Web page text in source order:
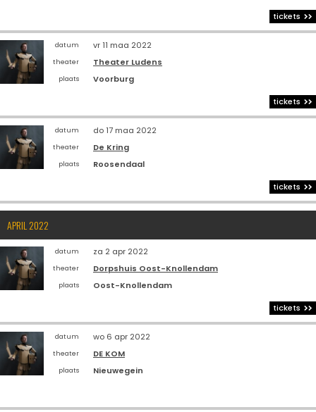
tickets
datum vr 11 maa 2022
theater Theater Ludens
plaats
Voorburg
tickets
datum do 17 maa 2022
theater De Kring
plaats
Roosendaal
tickets
APRIL 2022
datum za 2 apr 2022
theater Dorpshuis Oost-Knollendam
plaats
Oost-Knollendam
tickets
datum wo 6 apr 2022
theater DE KOM
plaats Nieuwegein